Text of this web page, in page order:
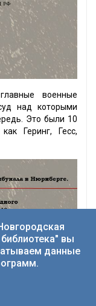
военные
над которыми
Это были 10
Геринг, Гесс,
вы
данные